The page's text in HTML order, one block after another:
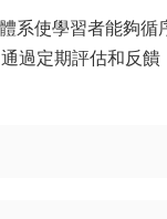
系使學習者能夠
過定期評估和反